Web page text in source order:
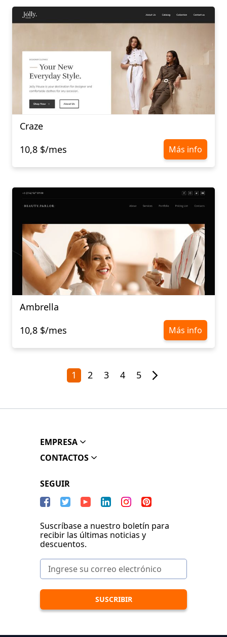
Craze
10,8 $/mes
Más info
Ambrella
10,8 $/mes
Más info
1 2 3 4 5
EMPRESA
CONTACTOS
SEGUIR
Suscríbase a nuestro boletín para
recibir las últimas noticias y
descuentos.